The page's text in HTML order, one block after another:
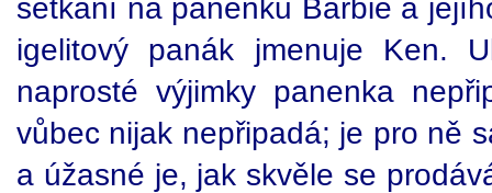
setkání na panenku Barbie a
igelitový panák jmenuje Ken.
naprosté výjimky panenka
vůbec nijak nepřipadá; je pro ně
a úžasné je, jak skvěle se